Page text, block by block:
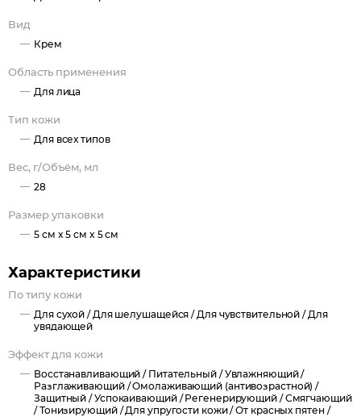
Вид
Крем
Область применения
Для лица
Тип кожи
Для всех типов
Вес, г/Объём, мл
28
Размер упаковки
5 см x 5 см x 5 см
Характеристики
По типу кожи
Для сухой / Для шелушащейся / Для чувствительной / Для
увядающей
Эффект для кожи
Восстанавливающий / Питательный /Увлажняющий /
Разглаживающий /Омолаживающий (антивозрастной) /
Защитный /Успокаивающий / Регенерирующий /Смягчающий
/Тонизирующий /Для упругости кожи /От красных пятен /